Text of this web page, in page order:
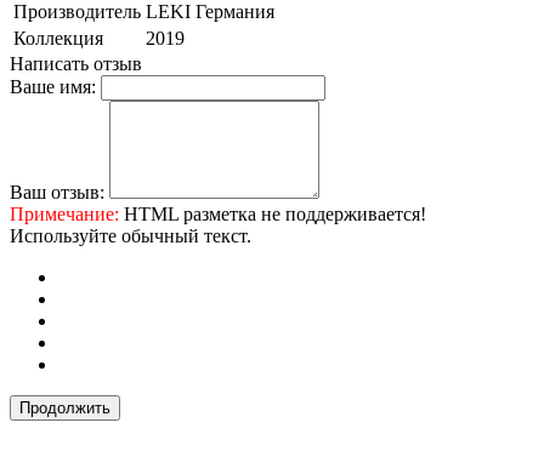
Производитель LEKI Германия
Коллекция
2019
Написать отзыв
Ваше имя:
Ваш отзыв:
Примечание: HTML разметка не поддерживается!
Используйте обычный текст.
Продолжить